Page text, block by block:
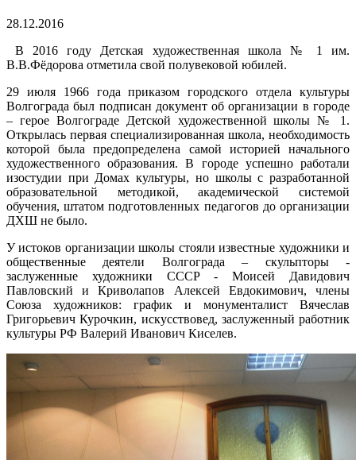
28.12.2016
В 2016 году Детская художественная школа № 1 им.
В.В.Фёдорова отметила свой полувековой юбилей.
29 июля 1966 года приказом городского отдела культуры
Волгограда был подписан документ об организации в городе
– герое Волгограде Детской художественной школы № 1.
Открылась первая специализированная школа, необходимость
которой была предопределена самой историей начального
художественного образования. В городе успешно работали
изостудии при Домах культуры, но школы с разработанной
образовательной методикой, академической системой
обучения, штатом подготовленных педагогов до организации
ДХШ не было.
У истоков организации школы стояли известные художники и
общественные деятели Волгограда – скульпторы -
заслуженные художники СССР - Моисей Давидович
Павловский и Криволапов Алексей Евдокимович, члены
Союза художников: график и монументалист Вячеслав
Григорьевич Курочкин, искусствовед, заслуженный работник
культуры РФ Валерий Иванович Киселев.